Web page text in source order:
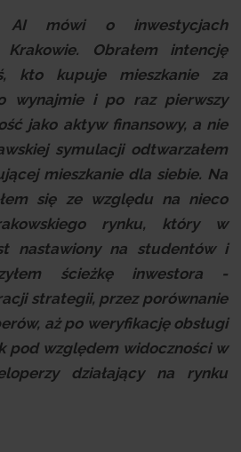
AI mówi o inwestycjach
Obrałem intencję
kto kupuje mieszkanie za
wynajmie i po raz pierwszy
jako aktyw finansowy, a nie
symulacji odtwarzałem
mieszkanie dla siebie. Na
się ze względu na nieco
rynku, który w
nastawiony na studentów i
ścieżkę inwestora -
strategii, przez porównanie
aż po weryfikację obsługi
pod względem widoczności w
działający na rynku